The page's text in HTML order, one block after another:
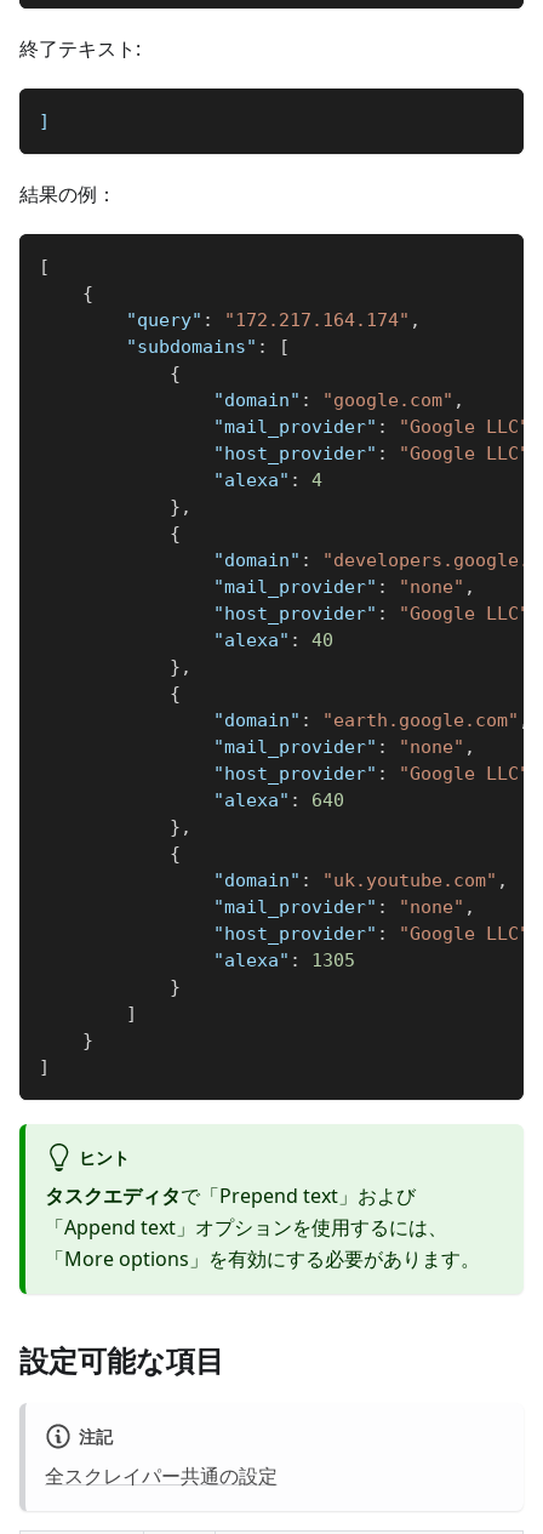
終了テキスト:
]
結果の例：
[
{
"query" : "172.217.164.174" ,
"subdomains" :
[
{
"domain" : "google.com" ,
"mail_provider" : "Google LLC"
"host_provider" : "Google LLC"
"alexa" :
4
} ,
{
"domain" :
"mail_provider" : "none" ,
"host_provider" : "Google LLC"
"alexa" :
40
} ,
{
"domain" : "earth.google.com" ,
"mail_provider" : "none" ,
"host_provider" : "Google LLC"
"alexa" :
640
} ,
{
"domain" : "uk.youtube.com" ,
"mail_provider" : "none" ,
"host_provider" : "Google LLC"
"alexa" :
1305
}
]
}
]
ヒント
タスクエディタで「Prepend text」および
「Append text」オプションを使用するには、
「More options」を有効にする必要があります。
設定可能な項目
注記
全スクレイパー共通の設定